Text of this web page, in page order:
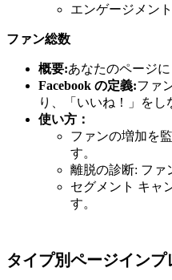
エンゲージメン
ファン総数
概要:あなたのページ
Facebook の定義:ファ
り、「いいね！」をし
使い方：
ファンの増加を
す。
離脱の診断: ファ
セグメント キャ
す。
タイプ別ページイン